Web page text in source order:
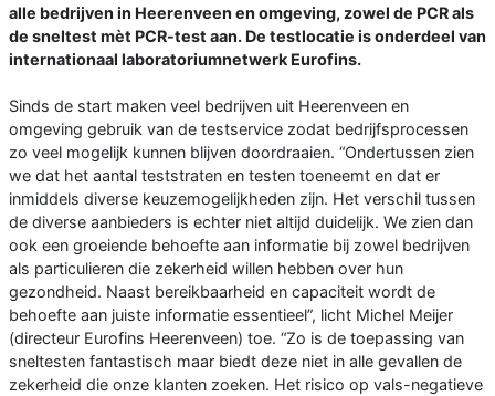
alle bedrijven in Heerenveen en omgeving, zowel de PCR als
de sneltest mèt PCR-test aan. De testlocatie is onderdeel van
internationaal laboratoriumnetwerk Eurofins.
Sinds de start maken veel bedrijven uit Heerenveen en
omgeving gebruik van de testservice zodat bedrijfsprocessen
zo veel mogelijk kunnen blijven doordraaien. “Ondertussen zien
we dat het aantal teststraten en testen toeneemt en dat er
inmiddels diverse keuzemogelijkheden zijn. Het verschil tussen
de diverse aanbieders is echter niet altijd duidelijk. We zien dan
ook een groeiende behoefte aan informatie bij zowel bedrijven
als particulieren die zekerheid willen hebben over hun
gezondheid. Naast bereikbaarheid en capaciteit wordt de
behoefte aan juiste informatie essentieel”, licht Michel Meijer
(directeur Eurofins Heerenveen) toe. “Zo is de toepassing van
sneltesten fantastisch maar biedt deze niet in alle gevallen de
zekerheid die onze klanten zoeken. Het risico op vals-negatieve